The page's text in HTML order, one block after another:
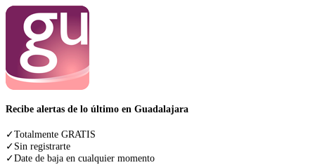
Recibe alertas de lo último en Guadalajara
✓Totalmente GRATIS
✓Sin registrarte
✓Date de baja en cualquier momento